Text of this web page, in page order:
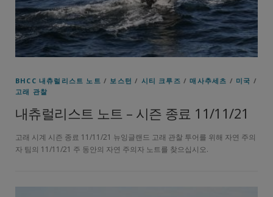
BHCC 내츄럴리스트 노트 / 보스턴 / 시티 크루즈 /매사추세츠 / 미국 /
고래 관찰
내츄럴리스트 노트 – 시즌 종료 11/11/21
고래 시계 시즌 종료 11/11/21 뉴잉글랜드 고래 관찰 투어를 위해 자연 주의
자 팀의 11/11/21 주 동안의 자연 주의자 노트를 찾으십시오.